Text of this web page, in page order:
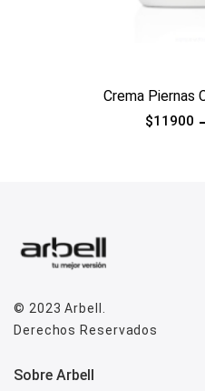
Crema
$6900
© 2023Arbell
Derechos Reservados
Sobre Arbell